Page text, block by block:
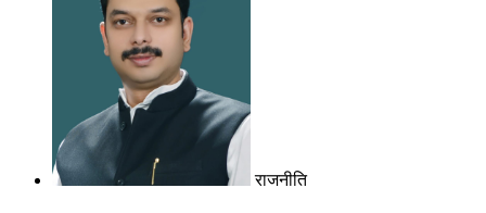
राजनीति